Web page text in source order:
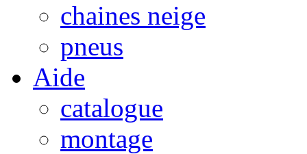
chaines neige
pneus
Aide
catalogue
montage